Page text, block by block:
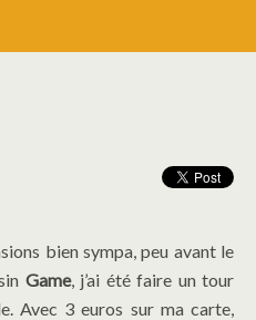
bien sympa, peu avant le
Game, j’ai été faire un tour
Avec 3 euros sur ma carte,